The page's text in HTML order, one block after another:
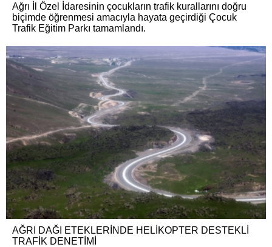
Ağrı İl Özel İdaresinin çocukların trafik kurallarını doğru
biçimde öğrenmesi amacıyla hayata geçirdiği Çocuk
Trafik Eğitim Parkı tamamlandı.
AĞRI DAĞI ETEKLERİNDE HELİKOPTER DESTEKLİ
TRAFİK DENETİMİ